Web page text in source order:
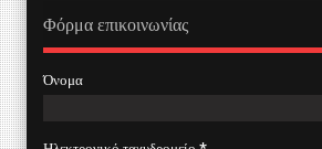
Φόρμα επικοινωνίας
Όνομα